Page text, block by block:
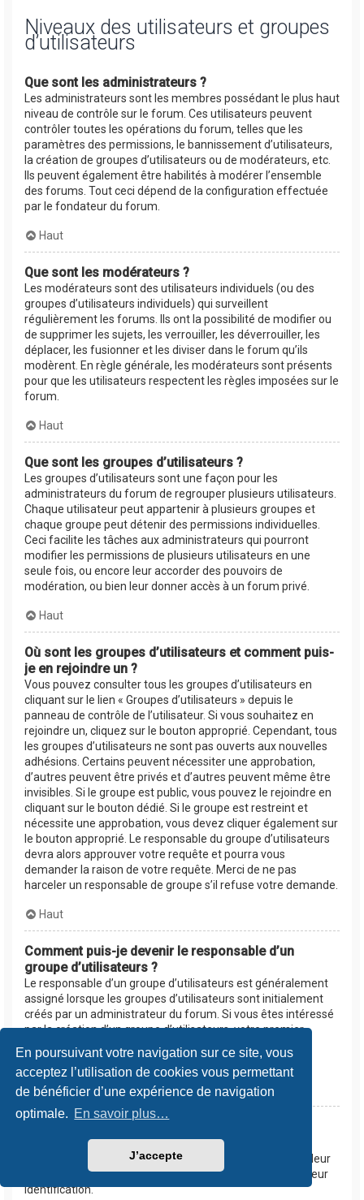
En poursuivant votre navigation sur ce site, vous
acceptez l’utilisation de cookies vous permettant
de bénéficier d’une expérience de navigation
optimale. En savoir plus…
J’accepte
Niveaux des utilisateurs et groupes
d’utilisateurs
Que sont les administrateurs ?
Les administrateurs sont les membres possédant le plus haut
niveau de contrôle sur le forum. Ces utilisateurs peuvent
contrôler toutes les opérations du forum, telles que les
paramètres des permissions, le bannissement d’utilisateurs,
la création de groupes d’utilisateurs ou de modérateurs, etc.
Ils peuvent également être habilités à modérer l’ensemble
des forums. Tout ceci dépend de la configuration effectuée
par le fondateur du forum.
Haut
Que sont les modérateurs ?
Les modérateurs sont des utilisateurs individuels (ou des
groupes d’utilisateurs individuels) qui surveillent
régulièrement les forums. Ils ont la possibilité de modifier ou
de supprimer les sujets, les verrouiller, les déverrouiller, les
déplacer, les fusionner et les diviser dans le forum qu’ils
modèrent. En règle générale, les modérateurs sont présents
pour que les utilisateurs respectent les règles imposées sur le
forum.
Haut
Que sont les groupes d’utilisateurs ?
Les groupes d’utilisateurs sont une façon pour les
administrateurs du forum de regrouper plusieurs utilisateurs.
Chaque utilisateur peut appartenir à plusieurs groupes et
chaque groupe peut détenir des permissions individuelles.
Ceci facilite les tâches aux administrateurs qui pourront
modifier les permissions de plusieurs utilisateurs en une
seule fois, ou encore leur accorder des pouvoirs de
modération, ou bien leur donner accès à un forum privé.
Haut
Où sont les groupes d’utilisateurs et comment puis-
je en rejoindre un ?
Vous pouvez consulter tous les groupes d’utilisateurs en
cliquant sur le lien « Groupes d’utilisateurs » depuis le
panneau de contrôle de l’utilisateur. Si vous souhaitez en
rejoindre un, cliquez sur le bouton approprié. Cependant, tous
les groupes d’utilisateurs ne sont pas ouverts aux nouvelles
adhésions. Certains peuvent nécessiter une approbation,
d’autres peuvent être privés et d’autres peuvent même être
invisibles. Si le groupe est public, vous pouvez le rejoindre en
cliquant sur le bouton dédié. Si le groupe est restreint et
nécessite une approbation, vous devez cliquer également sur
le bouton approprié. Le responsable du groupe d’utilisateurs
devra alors approuver votre requête et pourra vous
demander la raison de votre requête. Merci de ne pas
harceler un responsable de groupe s’il refuse votre demande.
Haut
Comment puis-je devenir le responsable d’un
groupe d’utilisateurs ?
Le responsable d’un groupe d’utilisateurs est généralement
assigné lorsque les groupes d’utilisateurs sont initialement
créés par un administrateur du forum. Si vous êtes intéressé
par la création d’un groupe d’utilisateurs, votre premier
contact devrait être un administrateur. Essayez de le
contacter en lui envoyant un message privé.
Haut
apparaissent dans une couleur différente ?
Les administrateurs du forum peuvent assigner une couleur
aux membres d’un groupe d’utilisateurs afin de faciliter leur
identification.